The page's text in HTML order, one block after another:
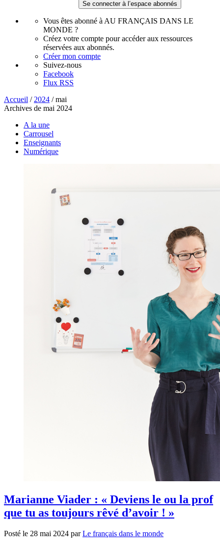
Vous êtes abonné à AU FRANÇAIS DANS LE
MONDE ?
Créez votre compte pour accéder aux ressources
réservées aux abonnés.
Créer mon compte
Suivez-nous
Facebook
Flux RSS
Accueil / 2024 /mai
Archives de mai 2024
A la une
Carrousel
Enseignants
Numérique
Marianne Viader : « Deviens le ou la prof
que tu as toujours rêvé d’avoir ! »
Posté le 28 mai 2024 par Le français dans le monde